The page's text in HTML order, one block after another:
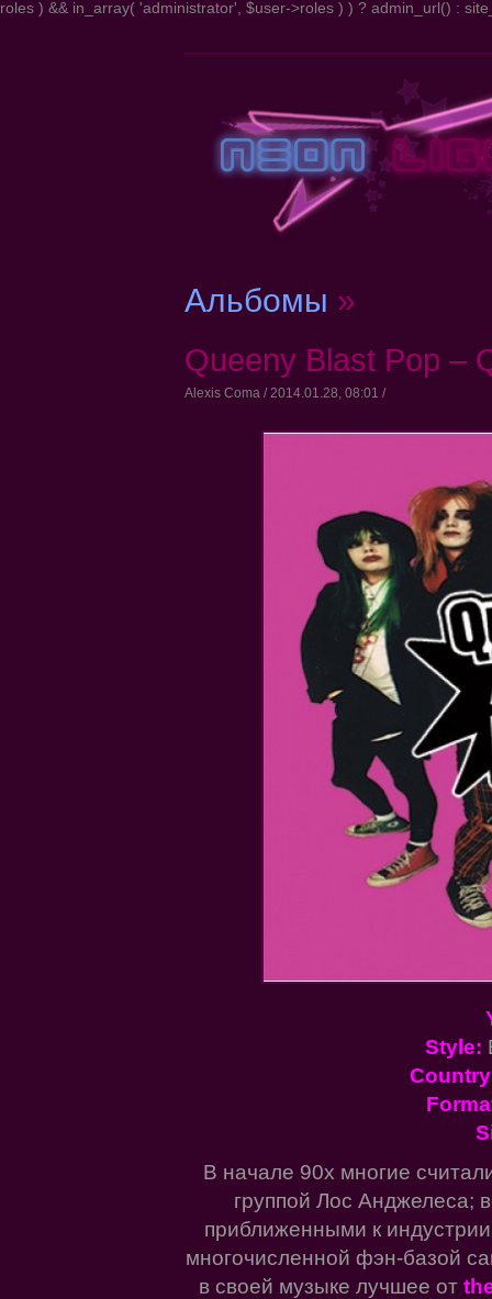
roles ) && in_array( 'administrator', $user->roles ) ) ? admin_url() :
Альбомы »
Queeny Blast Pop –
Alexis Coma / 2014.01.28, 08:01 /
Style:
В начале 90х многие
группой Лос Анджелеса;
приближенными к
многочисленной фэн-базой
в своей музыке лучшее от